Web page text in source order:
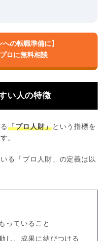
への転職準備に】
ロに無料相談
い人の特徴
「プロ人財」という指標を
。
る「プロ人財」の定義は以
っていること
し、成果に結びつける